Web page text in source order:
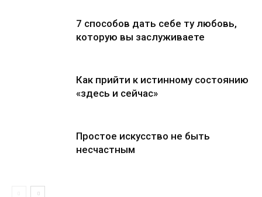
7 способов дать себе ту любовь,
которую вы заслуживаете
Как прийти к истинному состоянию
«здесь и сейчас»
Простое искусство не быть
несчастным